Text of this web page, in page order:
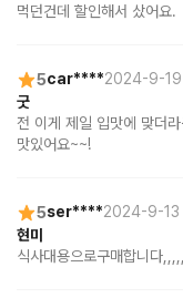
먹던건데 할인해서 샀어요.
5car****2024-9-19
굿
전 이게 제일 입맛에 맞더
맛있어요~~!
5ser****2024-9-13
현미
식사대용으로구매합니다